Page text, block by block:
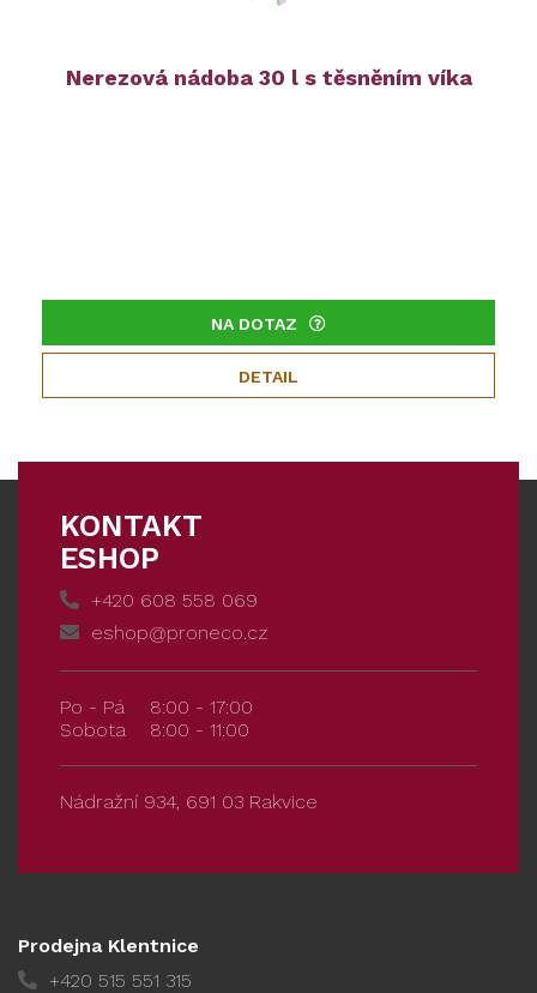
Nerezová nádoba 30 l s těsněním víka
NA DOTAZ
DETAIL
KONTAKT
ESHOP
+420 608 558 069
eshop@proneco.cz
Po - Pá
8:00 - 17:00
Sobota
8:00 - 11:00
Nádražní 934, 691 03 Rakvice
Prodejna Klentnice
+420 515 551 315